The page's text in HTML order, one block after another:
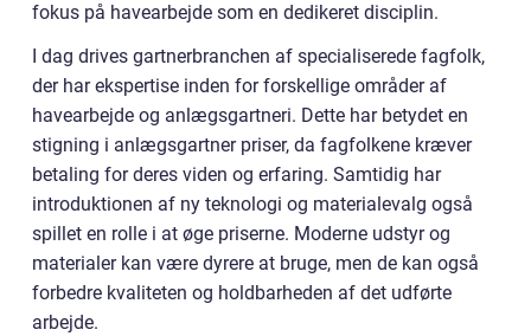
fokus på havearbejde som en dedikeret disciplin.
I dag drives gartnerbranchen af specialiserede fagfolk,
der har ekspertise inden for forskellige områder af
havearbejde og anlægsgartneri. Dette har betydet en
stigning i anlægsgartner priser, da fagfolkene kræver
betaling for deres viden og erfaring. Samtidig har
introduktionen af ny teknologi og materialevalg også
spillet en rolle i at øge priserne. Moderne udstyr og
materialer kan være dyrere at bruge, men de kan også
forbedre kvaliteten og holdbarheden af det udførte
arbejde.